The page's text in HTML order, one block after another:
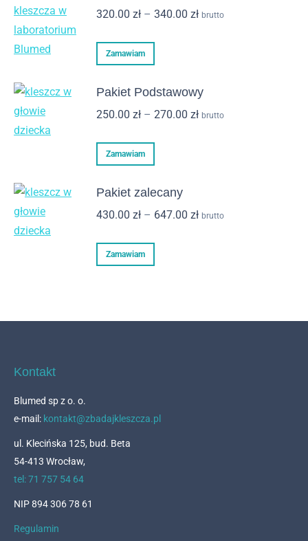
produktu
548.00 zł
wiele
Opcje
można
wybrać
produktu
320.00 zł – 340.00 złZakres
do
340.00 zł
brutto
Zamawiam
produkt
ma
wiele
Opcje
można
produktu
Pakiet Podstawowy
250.00 zł – 270.00 złZakres
270.00 zł
brutto
Zamawiam
produkt
ma
wiele
Opcje
można
stronie
Pakiet zalecany
430.00 zł – 647.00 złZakres
brutto
Zamawiam
produkt
stronie
Kontakt
Blumed sp z o. o.
e-mail: kontakt@zbadajkleszcza.pl
ul. Klecińska 125, bud. Beta
54-413 Wrocław,
tel: 71 757 54 64
NIP 894 306 78 61
Regulamin